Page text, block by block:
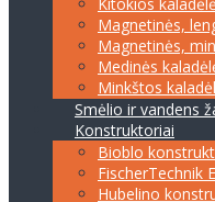
Magnetinės,
Magnetinės,
Medinės
Minkštos
Smėlio ir vandens
Konstruktoriai
Bioblo
FischerTechnik
Hubelino